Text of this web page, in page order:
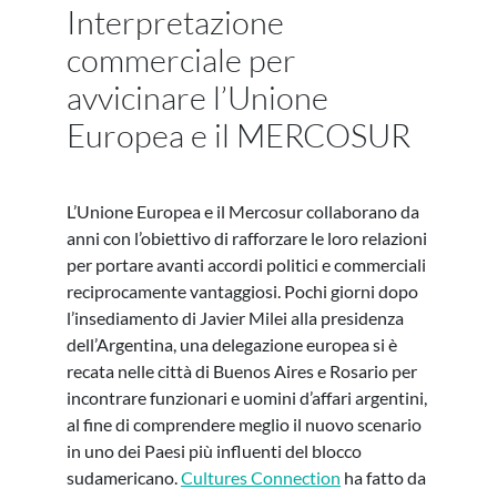
Interpretazione
commerciale per
avvicinare l’Unione
Europea e il MERCOSUR
L’Unione Europea e il Mercosur collaborano da
anni con l’obiettivo di rafforzare le loro relazioni
per portare avanti accordi politici e commerciali
reciprocamente vantaggiosi. Pochi giorni dopo
l’insediamento di Javier Milei alla presidenza
dell’Argentina, una delegazione europea si è
recata nelle città di Buenos Aires e Rosario per
incontrare funzionari e uomini d’affari argentini,
al fine di comprendere meglio il nuovo scenario
in uno dei Paesi più influenti del blocco
sudamericano.Cultures Connection ha fatto da